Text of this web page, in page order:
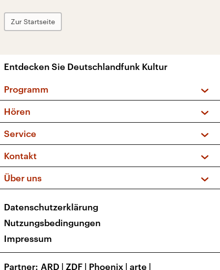
Zur Startseite
Entdecken Sie Deutschlandfunk Kultur
Programm
Sendungen und Podcasts
Musikliste
Kakadu – Das Kinderprogramm
Hören
Frequenzen (UKW + DAB+)
Service
FAQ
Apps
Newsletter
Kontakt
Social Media
Über uns
Presse
Karriere
Transparenz
Datenschutzerklärung
Nutzungsbedingungen
Impressum
Partner ARD | ZDF | Phoenix | arte |